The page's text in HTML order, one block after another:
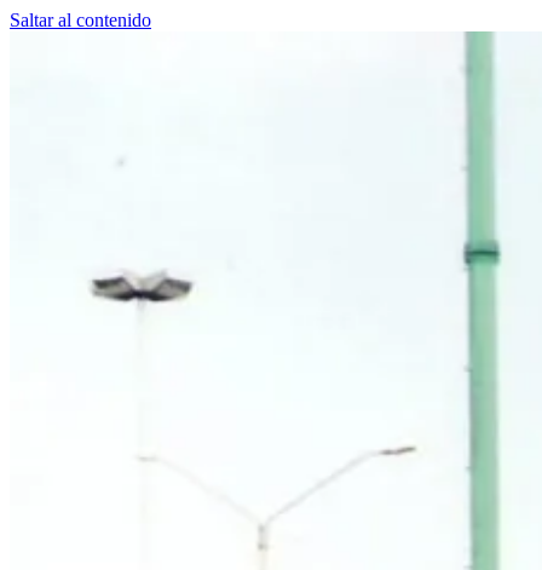
Saltar al contenido